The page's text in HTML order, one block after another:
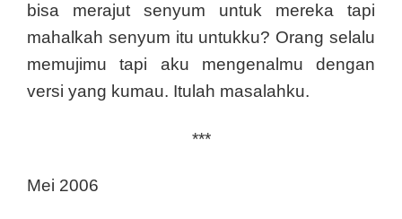
bisa merajut senyum untuk mereka tapi
mahalkah senyum itu untukku? Orang selalu
memujimu tapi aku mengenalmu dengan
versi yang kumau. Itulah masalahku.
***
Mei 2006